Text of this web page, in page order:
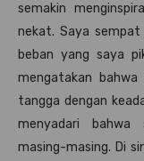
semakin
nekat. Saya sempat
beban yang saya
mengatakan
tangga dengan
menyadari bahwa
masing-masing. Di